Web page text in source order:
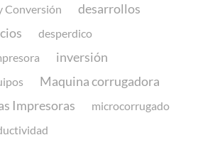
Conversión desarrollos
desperdico
inversión
Maquina corrugadora
Impresoras microcorrugado